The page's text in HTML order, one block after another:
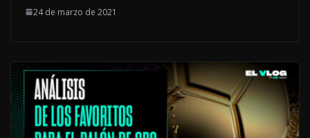
24 de marzo de 2021